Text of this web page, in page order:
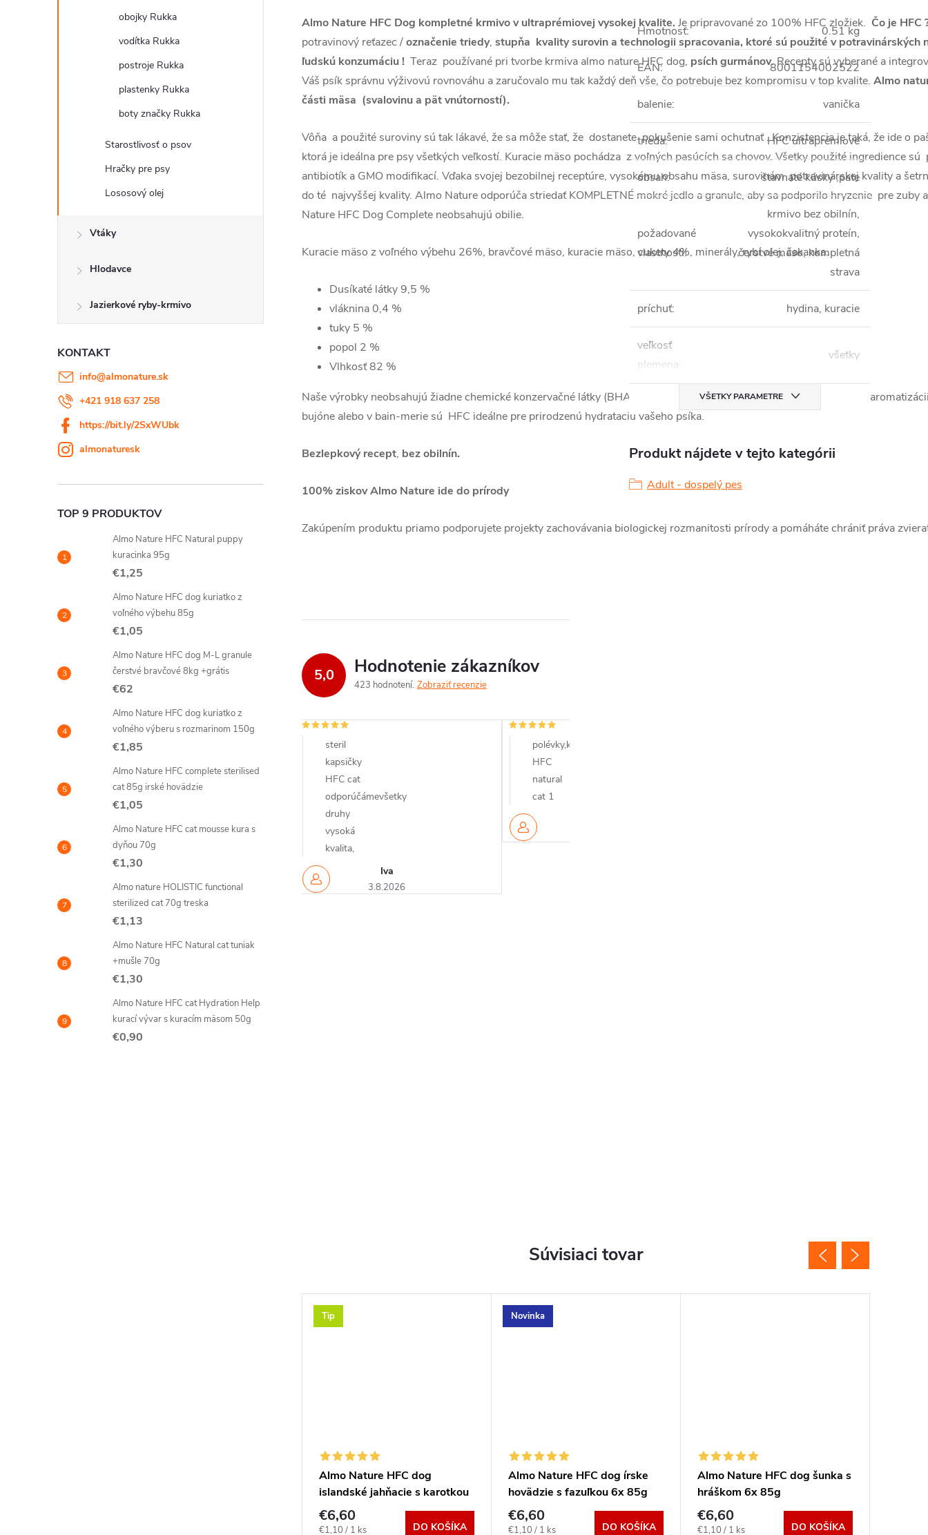
obojky Rukka
vodítka Rukka
postroje Rukka
plastenky Rukka
boty značky Rukka
Starostlivosť o psov
Hračky pre psy
Lososový olej
Vtáky
Hlodavce
Jazierkové ryby-krmivo
KONTAKT
info@almonature.sk
+421 918 637 258
https://bit.ly/2SxWUbk
almonaturesk
TOP 9 PRODUKTOV
Almo Nature HFC Natural puppy
kuracinka 95g
€1,25
Almo Nature HFC dog kuriatko z
voľného výbehu 85g
€1,05
Almo Nature HFC dog M-L granule
čerstvé bravčové 8kg +grátis
€62
Almo Nature HFC dog kuriatko z
voľného výberu s rozmarinom 150g
€1,85
Almo Nature HFC complete sterilised
cat 85g irské hovädzie
€1,05
Almo Nature HFC cat mousse kura s
dyňou 70g
€1,30
Almo nature HOLISTIC functional
sterilized cat 70g treska
€1,13
Almo Nature HFC Natural cat tuniak
+mušle 70g
€1,30
Almo Nature HFC cat Hydration Help
kurací vývar s kuracím mäsom 50g
€0,90
Almo Nature HFC Dog kompletné krmivo v ultraprémiovej vysokej kvalite. Je pripravované zo 100% HFC zložiek. Čo je HFC
potravinový reťazec /označenie triedy, stupňa kvality surovin a technologii spracovania, ktoré sú použité v potravinárských
ľudskú konzumáciu ! Teraz používané pri tvorbe krmiva almo nature HFC dog, psích gurmánov. Recepty sú vyberané a
Váš psík správnu výživovú rovnováhu a zaručovalo mu tak každý deň vše, čo potrebuje bez kompromisu v top kvalite. Almo
části mäsa (svalovinu a pät vnútorností).
Vôňa a použité suroviny sú tak lákavé, že sa môže stať, že dostanete pokušenie sami ochutnať . Konzistencia je taká, že ide o
ktorá je ideálna pre psy všetkých veľkostí. Kuracie mäso pochádza z voľných pasúcích sa chovov. Všetky použité ingredience
antibiotík a GMO modifikací. Vďaka svojej bezobilnej receptúre, vysokému obsahu mäsa, surovinám potravinárskej kvality a
do té najvyššej kvality. Almo Nature odporúča striedať KOMPLETNÉ mokré jedlo a granule, aby sa podporilo hryzenie pre zuby
Nature HFC Dog Complete neobsahujú obilie.
Kuracie mäso z voľného výbehu 26%, bravčové mäso, kuracie mäso, cukety 4%, minerály, rybí olej, čakanka.
Dusíkaté látky 9,5 %
vláknina 0,4 %
tuky 5 %
popol 2 %
Vlhkosť 82 %
Naše výrobky neobsahujú žiadne chemické konzervačné látky (BHA, BHT), umelé príchute, farbivá ani látky určené k
bujóne alebo v bain-merie sú HFC ideálne pre prirodzenú hydrataciu vašeho psíka.
Bezlepkový recept, bez obilnín.
100% ziskov Almo Nature ide do prírody
Zakúpením produktu priamo podporujete projekty zachovávania biologickej rozmanitosti prírody a pomáháte chrániť práva
5,0 Hodnotenie zákazníkov
423 hodnotení Zobraziť recenzie
Iva
3.8.2026
steril
kapsičky
HFC cat
odporúčámevšetky
druhy
vysoká
kvalita,
polévky,kapsičky
HFC
natural
cat 1
Hmotnosť: 0.51 kg
EAN: 8001154002522
balenie: vanička
trieda: HFC ultraprémiové
obsah: štavnaté kúsky ,pate
požadované
vlastnosti:
krmivo bez obilnín,
vysokokvalitný proteín,
čerstvé mäso, kompletná
strava
príchuť: hydina, kuracie
veľkosť
plemena:
všetky
VŠETKY PARAMETRE
Produkt nájdete v tejto kategórii
Adult - dospelý pes
Súvisiaci tovar
Tip
Almo Nature HFC dog
islandské jahňacie s karotkou
6x85g
€6,60
Jednotková
€1,10 / 1 ks DO KOŠÍKA
Novinka
Almo Nature HFC dog írske
hovädzie s fazuľkou 6x 85g
€6,60
Jednotková
€1,10 / 1 ks DO KOŠÍKA
Almo Nature HFC dog šunka s
hráškom 6x 85g
€6,60
Jednotková
€1,10 / 1 ks DO KOŠÍKA